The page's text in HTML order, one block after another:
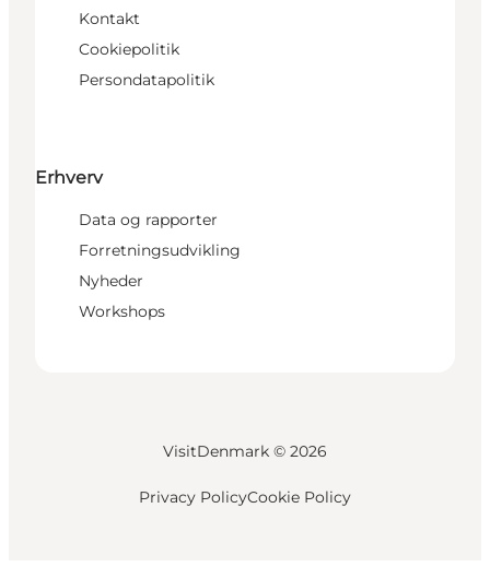
Kontakt
Cookiepolitik
Persondatapolitik
Erhverv
Data og rapporter
Forretningsudvikling
Nyheder
Workshops
VisitDenmark © 2026
Privacy PolicyCookie Policy